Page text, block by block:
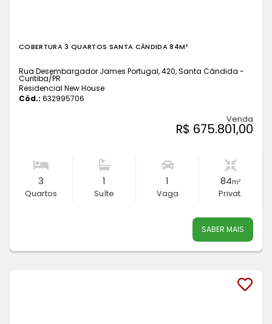
COBERTURA 3 QUARTOS SANTA CÂNDIDA 84M²
Rua Desembargador James Portugal, 420, Santa Cândida -
Curitiba/PR
Residencial New House
Cód.: 632995706
Venda
R$ 675.801,00
3
Quartos
1
Suíte
1
Vaga
84m²
Privat.
SABER MAIS